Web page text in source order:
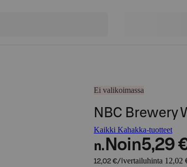
Ei valikoimassa
NBC Brewery
Kaikki Kahakka-tuotteet
n. Noin5,29
12,02 €/l vertailuhinta 12,02